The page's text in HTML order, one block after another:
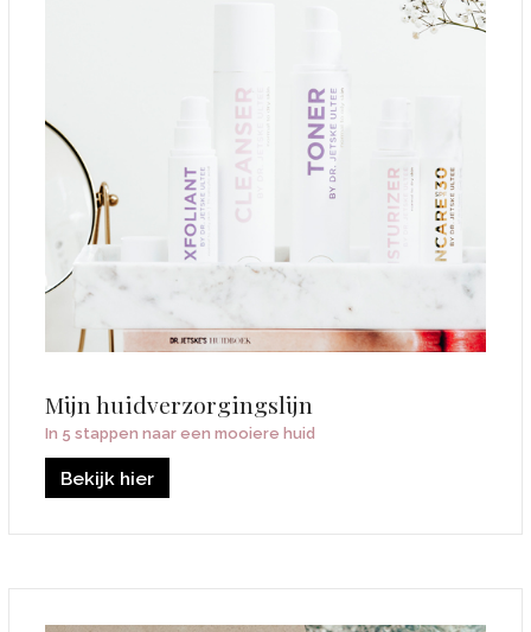
Mijn huidverzorgingslijn
In 5 stappen naar een mooiere huid
Bekijk hier